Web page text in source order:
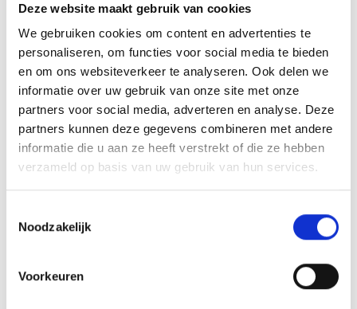
Deze website maakt gebruik van cookies
We gebruiken cookies om content en advertenties te
personaliseren, om functies voor social media te bieden
en om ons websiteverkeer te analyseren. Ook delen we
informatie over uw gebruik van onze site met onze
partners voor social media, adverteren en analyse. Deze
partners kunnen deze gegevens combineren met andere
informatie die u aan ze heeft verstrekt of die ze hebben
verzameld op basis van uw gebruik van hun services.
Noodzakelijk
Voorkeuren
Array
TwitterFacebookWhatsApp
Mees van Olphen voelt Louis van Gaal ‘aan de tand’
C3 op toernooi in ESBJERG (Denemarken)